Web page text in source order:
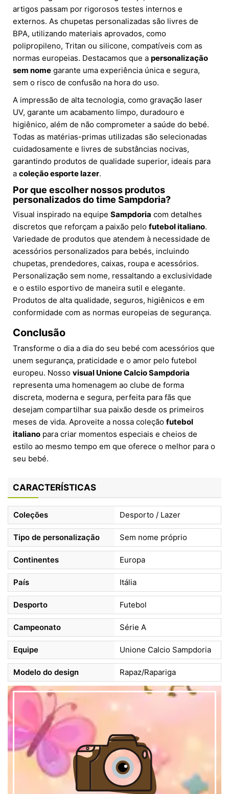
artigos passam por rigorosos testes internos e
externos. As chupetas personalizadas são livres de
BPA, utilizando materiais aprovados, como
polipropileno, Tritan ou silicone, compatíveis com as
normas europeias. Destacamos que a personalização
sem nome garante uma experiência única e segura,
sem o risco de confusão na hora do uso.
A impressão de alta tecnologia, como gravação laser
UV, garante um acabamento limpo, duradouro e
higiênico, além de não comprometer a saúde do bebé.
Todas as matérias-primas utilizadas são selecionadas
cuidadosamente e livres de substâncias nocivas,
garantindo produtos de qualidade superior, ideais para
a coleção esporte lazer.
Por que escolher nossos produtos
personalizados do time Sampdoria?
Visual inspirado na equipe Sampdoria com detalhes
discretos que reforçam a paixão pelo futebol italiano.
Variedade de produtos que atendem à necessidade de
acessórios personalizados para bebés, incluindo
chupetas, prendedores, caixas, roupa e acessórios.
Personalização sem nome, ressaltando a exclusividade
e o estilo esportivo de maneira sutil e elegante.
Produtos de alta qualidade, seguros, higiênicos e em
conformidade com as normas europeias de segurança.
Conclusão
Transforme o dia a dia do seu bebé com acessórios que
unem segurança, praticidade e o amor pelo futebol
europeu. Nosso visual Unione Calcio Sampdoria
representa uma homenagem ao clube de forma
discreta, moderna e segura, perfeita para fãs que
desejam compartilhar sua paixão desde os primeiros
meses de vida. Aproveite a nossa coleção futebol
italiano para criar momentos especiais e cheios de
estilo ao mesmo tempo em que oferece o melhor para o
seu bebé.
CARACTERÍSTICAS
Coleções Desporto / Lazer
Tipo de personalização Sem nome próprio
Continentes Europa
País Itália
Desporto Futebol
Campeonato Série A
Equipe Unione Calcio Sampdoria
Modelo do design Rapaz/Rapariga